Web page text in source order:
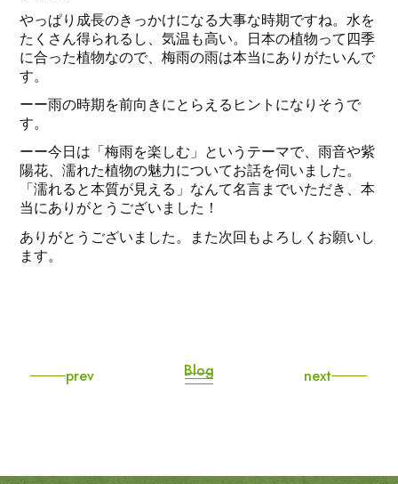
やっぱり成長のきっかけになる大事な時期ですね。水を
たくさん得られるし、気温も高い。日本の植物って四季
に合った植物なので、梅雨の雨は本当にありがたいんで
す。
ーー雨の時期を前向きにとらえるヒントになりそうで
す。
ーー今日は「梅雨を楽しむ」というテーマで、雨音や紫
陽花、濡れた植物の魅力についてお話を伺いました。
「濡れると本質が見える」なんて名言までいただき、本
当にありがとうございました！
ありがとうございました。また次回もよろしくお願いし
ます。
prev Blog next